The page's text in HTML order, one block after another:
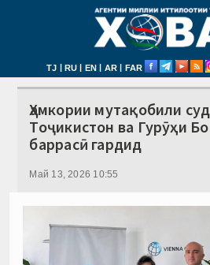
TJ | RU | EN | AR | FAR
Ҳамкории мутақобили
Тоҷикистон ва Гурӯҳи
баррасӣ гардид
Май 13, 2026 10:55